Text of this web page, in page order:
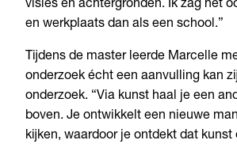
visies en achtergronden. Ik zag het
en werkplaats dan als een school.”
Tijdens de master leerde Marcelle
onderzoek écht een aanvulling kan
onderzoek. “Via kunst haal je een
boven. Je ontwikkelt een nieuwe
kijken, waardoor je ontdekt dat kunst